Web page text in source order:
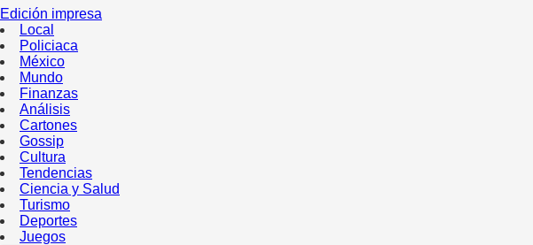
Edición impresa
Local
Policiaca
México
Mundo
Finanzas
Análisis
Cartones
Gossip
Cultura
Tendencias
Ciencia y Salud
Turismo
Deportes
Juegos